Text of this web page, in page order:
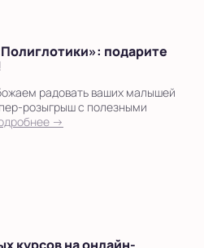
подарите
радовать ваших малышей
с полезными
→